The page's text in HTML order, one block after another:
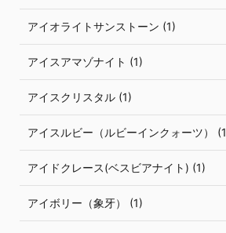
アイオライトサンストーン (1)
アイスアマゾナイト (1)
アイスクリスタル (1)
アイスルビー（ルビーインクォーツ）
アイドクレース(ベスビアナイト) (1)
アイボリー（象牙） (1)